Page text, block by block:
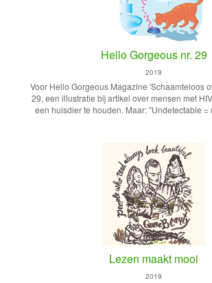
Hello Gorgeous nr. 29
2019
Voor Hello Gorgeous Magazine 'Schaamteloos
29, een illustratie bij artikel over mensen met
een huisdier te houden. Maar: "Undetectable =
Lezen maakt mooi
2019